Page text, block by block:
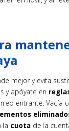
mejor y evita
y apóyate en
entrante. Vacía
la cuota de la